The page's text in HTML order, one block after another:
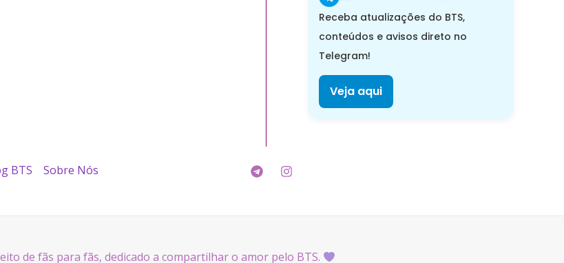
Receba atualizações do BTS,
conteúdos e avisos direto no
Telegram!
Veja aqui
BTS Sobre Nós
de fãs para fãs, dedicado a compartilhar o amor pelo BTS.